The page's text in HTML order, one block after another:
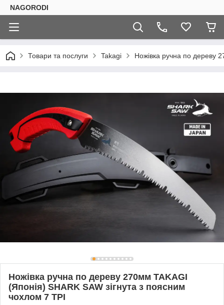
NAGORODI
Товари та послуги Takagi Ножівка ручна по дереву
Ножівка ручна по дереву 270мм TAKAGI
(Японія) SHARK SAW зігнута з поясним
чохлом 7 TPI